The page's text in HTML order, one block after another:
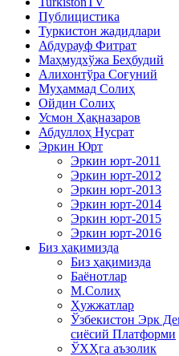
Публицистика
Туркистон жадидлари
Абдурауф Фитрат
Маҳмудхўжа Беҳбудий
Алихонтўра Соғуний
Муҳаммад Солиҳ
Ойдин Солиҳ
Усмон Ҳақназаров
Абдуллоҳ Нусрат
Эркин Юрт
Эркин юрт-2011
Эркин юрт-2012
Эркин юрт-2013
Эркин юрт-2014
Эркин юрт-2015
Эркин юрт-2016
Биз ҳақимизда
Биз ҳақимизда
Баёнотлар
М.Солиҳ
Ҳужжатлар
Ўзбекистон Эрк
сиёсий Платформи
ЎХҲга аъзолик